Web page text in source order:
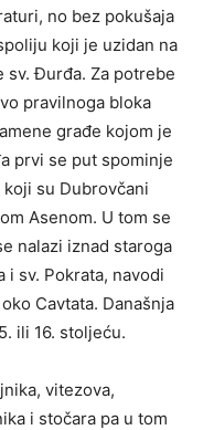
no bez pokušaja
koji je uzidan na
sv. Đurđa. Za potrebe
pravilnoga bloka
građe kojom je
prvi se put spominje
su Dubrovčani
Asenom. U tom se
nalazi iznad staroga
i sv. Pokrata, navodi
Cavtata. Današnja
ili 16. stoljeću.
vitezova,
i stočara pa u tom